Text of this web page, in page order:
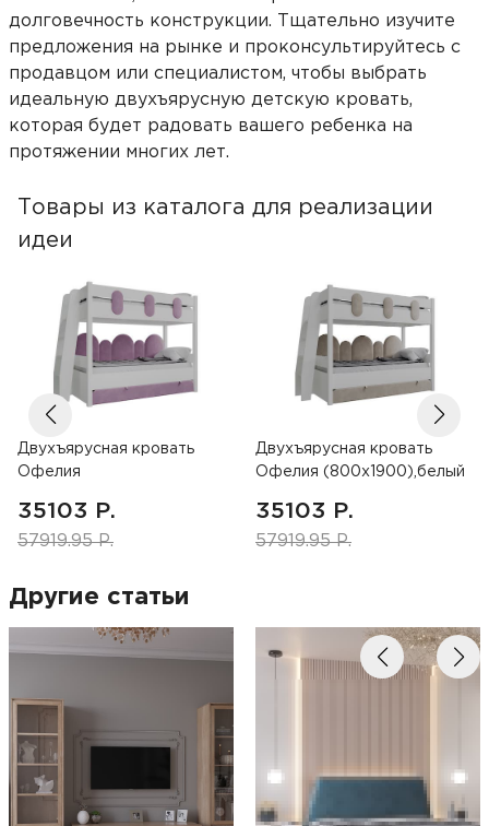
долговечность конструкции. Тщательно изучите
предложения на рынке и проконсультируйтесь с
продавцом или специалистом, чтобы выбрать
идеальную двухъярусную детскую кровать,
которая будет радовать вашего ребенка на
протяжении многих лет.
Товары из каталога для реализации
идеи
Двухъярусная кровать
Офелия
жемчуг
35103 Р.
57919.95 Р.
Двухъярусная кровать
Офелия (800х1900),белый
35103 Р.
57919.95 Р.
Другие статьи